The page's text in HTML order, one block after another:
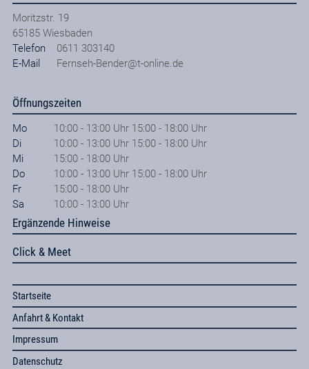
Moritzstr. 19
65185 Wiesbaden
Telefon
0611 303140
E-Mail
Fernseh-Bender@t-online.de
Öffnungszeiten
Mo
10:00 - 13:00 Uhr 15:00 - 18:00 Uhr
Di
10:00 - 13:00 Uhr 15:00 - 18:00 Uhr
Mi
15:00 - 18:00 Uhr
Do
10:00 - 13:00 Uhr 15:00 - 18:00 Uhr
Fr
15:00 - 18:00 Uhr
Sa
10:00 - 13:00 Uhr
Ergänzende Hinweise
Click & Meet
Startseite
Anfahrt & Kontakt
Impressum
Datenschutz